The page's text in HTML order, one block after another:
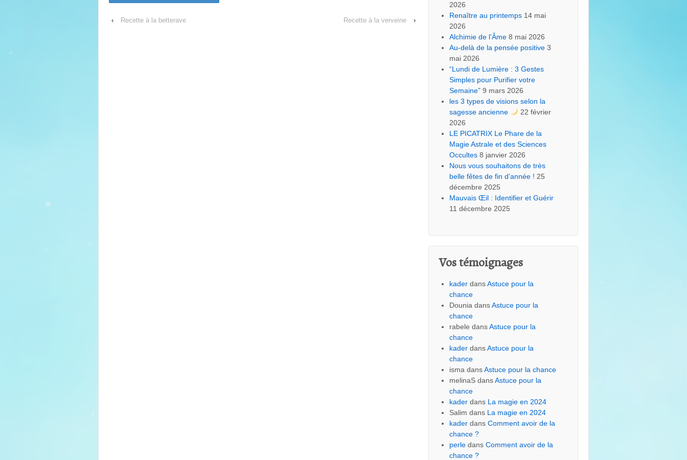
‹ Recette à la betterave Recette à la verveine ›
2026
Renaître au printemps 14 mai
2026
Alchimie de l’Âme 8 mai 2026
Au-delà de la pensée positive 3
mai 2026
“Lundi de Lumière : 3 Gestes
Simples pour Purifier votre
Semaine” 9 mars 2026
les 3 types de visions selon la
sagesse ancienne
22 février
2026
LE PICATRIX Le Phare de la
Magie Astrale et des Sciences
Occultes 8 janvier 2026
Nous vous souhaitons de très
belle fêtes de fin d’année ! 25
décembre 2025
Mauvais Œil : Identifier et Guérir
11 décembre 2025
Vos témoignages
kader dansAstuce pour la
chance
Dounia dansAstuce pour la
chance
rabele dansAstuce pour la
chance
kader dansAstuce pour la
chance
isma dansAstuce pour la chance
melinaS dansAstuce pour la
chance
kader dans La magie en 2024
Salim dans La magie en 2024
kader dansComment avoir de la
chance ?
perle dansComment avoir de la
chance ?